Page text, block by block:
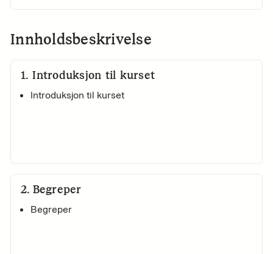
Innholdsbeskrivelse
1. Introduksjon til kurset
Introduksjon til kurset
2. Begreper
Begreper